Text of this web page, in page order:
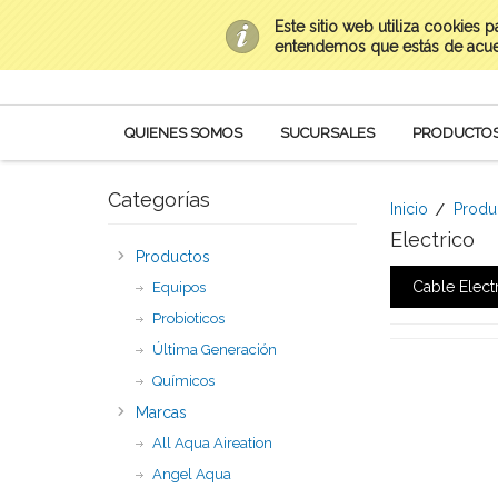
Este sitio web utiliza cookies
entendemos que estás de
(669) 954-0282 al 85 Mi Cuenta
QUIENES SOMOS SUCURSALES
Inicio
Electrico
Cable
Categorías
Productos
Equipos
Probioticos
Última Generación
Químicos
Marcas
All Aqua Aireation
Angel Aqua